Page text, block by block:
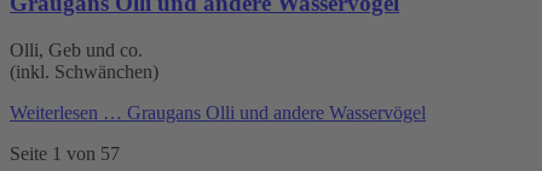
Olli, Geb und co.
(inkl. Schwänchen)
Weiterlesen … Graugans Olli und andere Wasservögel
Seite 1 von 57